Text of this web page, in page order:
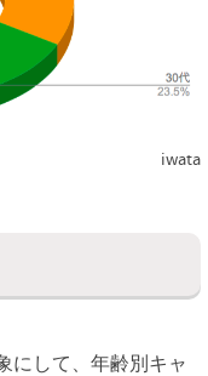
iwata
にして、年齢別キャ